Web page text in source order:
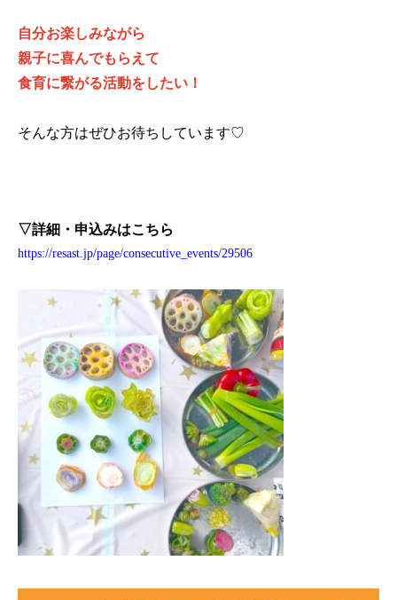
自分お楽しみながら
親子に喜んでもらえて
食育に繋がる活動をしたい！
そんな方はぜひお待ちしています♡
▽詳細・申込みはこちら
https://resast.jp/page/consecutive_events/29506